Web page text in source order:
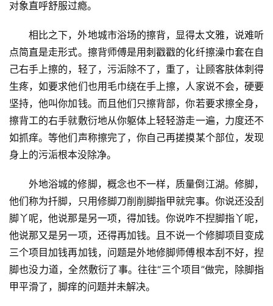
对象直呼舒服过瘾。
相比之下，外地城市浴场的擦背，显得太文雅，说难听
点简直是走形式。擦背师傅是用刺戳戳的化纤擦澡巾套在自
己右手上擦的，轻了，污洉除不了，重了，让顾客肤体刺得
生疼，如要求他们也用毛巾绕在手上擦，人家说不会，硬要
坚持，他叫你加钱。而且他们只擦背部，你若要求擦全身，
擦背工的右手就敷衍地从你躯体上轻轻游走一遍，力度还不
如抓痒。等他们声称擦完了，你自己再搓摸某个部位，发现
身上的污洉根本没除净。
外地浴城的修脚，概念也不一样，质量倒江湖。修脚，
他们称为扦脚，只用修脚刀削削脚指甲就完事。你说还没刮
脚丫呢，他说那是另一项，得加钱。你说咋不揑脚指丫呢，
他说那又是另一项，还得再加钱。且不说一个修脚项目变成
三个项目加钱再加钱，问题是外地修脚师傅根本刮不好，揑
脚也没力道，全然敷衍了事。往往“三个项目”做完，除脚指
甲平滑了，脚痒的问题并未解决。